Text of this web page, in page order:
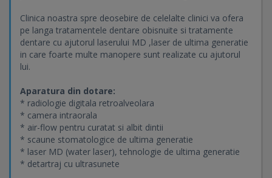
Clinica noastra spre deosebire de celelalte clinici va ofera
pe langa tratamentele dentare obisnuite si tratamente
dentare cu ajutorul laserului MD ,laser de ultima generatie
in care foarte multe manopere sunt realizate cu ajutorul
lui.
Aparatura din dotare:
* radiologie digitala retroalveolara
* camera intraorala
* air-flow pentru curatat si albit dintii
* scaune stomatologice de ultima generatie
* laser MD (water laser), tehnologie de ultima generatie
* detartraj cu ultrasunete